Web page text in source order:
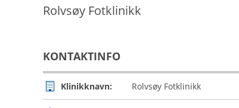
Rolvsøy Fotklinikk
KONTAKTINFO
Klinikknavn: Rolvsøy Fotklinikk